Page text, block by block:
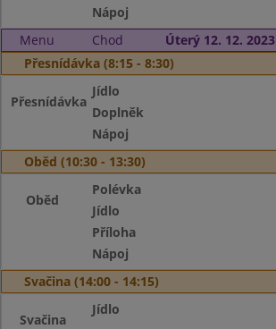
Nápoj
Menu
Chod
Úterý 12. 12. 2023
Přesnídávka (8:15 - 8:30)
Přesnídávka
Jídlo
Doplněk
Nápoj
Oběd (10:30 - 13:30)
Oběd
Polévka
Jídlo
Příloha
Nápoj
Svačina (14:00 - 14:15)
Svačina
Jídlo